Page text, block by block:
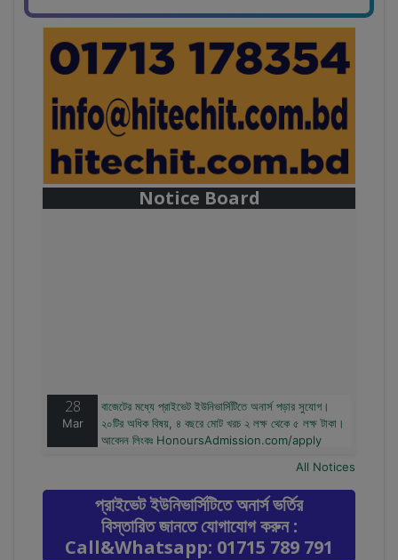
Notice Board
28
Mar
বাজেটের মধ্যে প্রাইভেট ইউনিভার্সিটিতে অনার্স পড়ার সুযোগ।
২০টির অধিক বিষয়, ৪ বছরে মোট খরচ ২ লক্ষ থেকে ৫ লক্ষ টাকা।
আবেদন লিংকঃ HonoursAdmission.com/apply
SSC ও HSC'তে GPA ২+২ থাকলে অনার্স পড়া যাবে।
আবেদন লিংকঃ HonoursAdmission.com/apply
All Notices
প্রাইভেট ইউনিভার্সিটিতে অনার্স ভর্তির
বিস্তারিত জানতে যোগাযোগ করুন :
Call&Whatsapp: 01715 789 791